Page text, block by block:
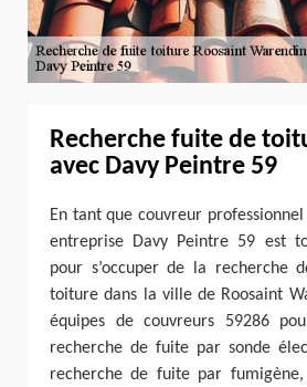
Recherche fuite de
avec Davy Peintre 59
En tant que couvreur
entreprise Davy Peintre 59 est
pour s’occuper de la recherche
toiture dans la ville de Roosaint
équipes de couvreurs 59286
recherche de fuite par sonde
recherche de fuite par